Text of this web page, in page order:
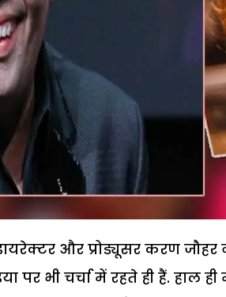
और प्रोड्यूसर करण जौहर
पर भी चर्चा में रहते ही हैं. हाल